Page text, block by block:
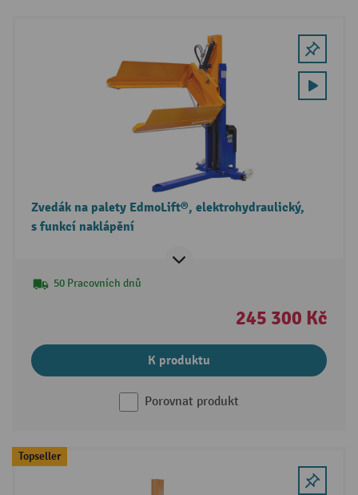
Zvedák na palety EdmoLift®, elektrohydraulický,
s funkcí naklápění
50 Pracovních dnů
245 300 Kč
K produktu
Porovnat produkt
Topseller